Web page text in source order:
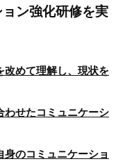
ン強化研修を実
改めて理解し、現状を
せたコミュニケーシ
のコミュニケーショ